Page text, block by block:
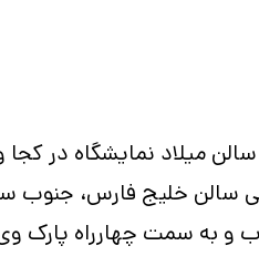
میلاد نمایشگاه در
و به سمت چهارراه پارک